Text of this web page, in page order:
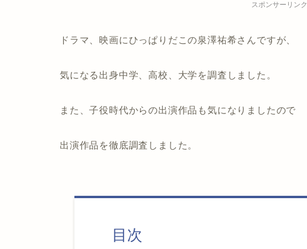
スポンサーリンク
ドラマ、映画にひっぱりだこの泉澤祐希さんですが、
気になる出身中学、高校、大学を調査しました。
また、子役時代からの出演作品も気になりましたので
出演作品を徹底調査しました。
目次